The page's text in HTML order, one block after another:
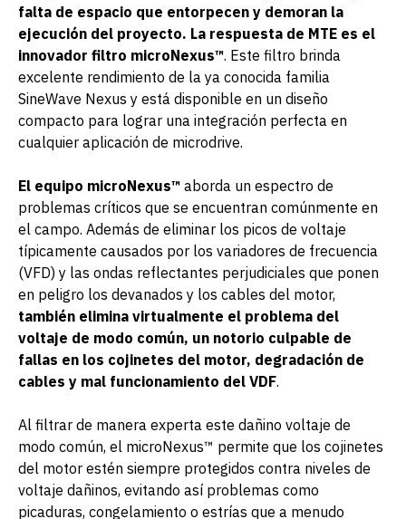
falta de espacio que entorpecen y demoran la
ejecución del proyecto. La respuesta de MTE es el
innovador filtro microNexus™. Este filtro brinda
excelente rendimiento de la ya conocida familia
SineWave Nexus y está disponible en un diseño
compacto para lograr una integración perfecta en
cualquier aplicación de microdrive.
El equipo microNexus™ aborda un espectro de
problemas críticos que se encuentran comúnmente en
el campo. Además de eliminar los picos de voltaje
típicamente causados por los variadores de frecuencia
(VFD) y las ondas reflectantes perjudiciales que ponen
en peligro los devanados y los cables del motor,
también elimina virtualmente el problema del
voltaje de modo común, un notorio culpable de
fallas en los cojinetes del motor, degradación de
cables y mal funcionamiento del VDF.
Al filtrar de manera experta este dañino voltaje de
modo común, el microNexus™ permite que los cojinetes
del motor estén siempre protegidos contra niveles de
voltaje dañinos, evitando así problemas como
picaduras, congelamiento o estrías que a menudo